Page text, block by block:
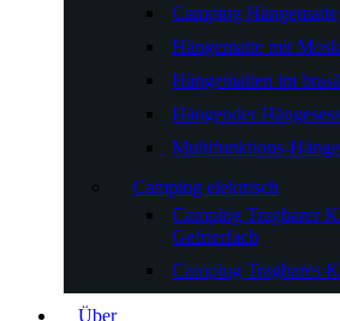
Camping Hängematte
Hängematte mit
Hängematten im
Hängender
Multifunktions-
Camping elektrisch
Camping Tragbarer
Gefrierfach
Camping Tragbares
Über